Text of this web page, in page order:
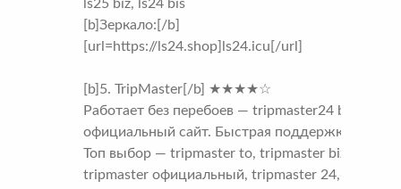
ls25 biz, ls24 bis
[b]Зеркало:[/b]
[url=https://ls24.shop]ls24.icu[/url]
[b]5. TripMaster[/b] ★★★★☆
Работает без перебоев — tripmaster24 biz
официальный сайт. Быстрая поддержка.
Топ выбор — tripmaster to, tripmaster biz,
tripmaster официальный, tripmaster 24,